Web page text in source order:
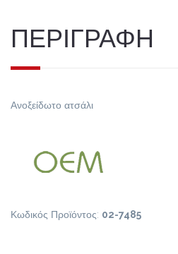
ΠΕΡΙΓΡΑΦΗ
Ανοξείδωτο ατσάλι
Κωδικός Προϊόντος: 02-7485